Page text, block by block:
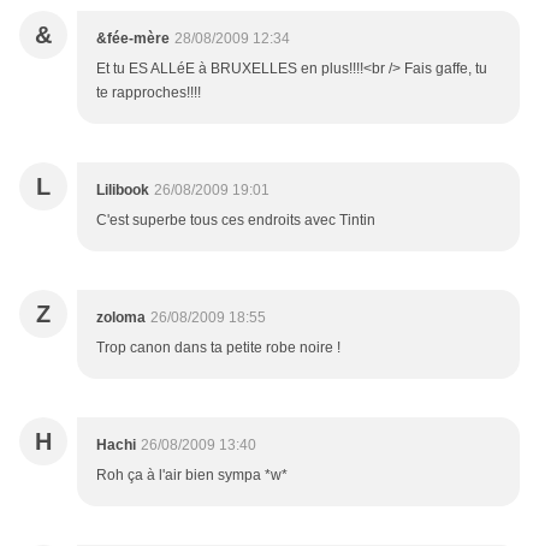
& &fée-mère 28/08/2009 12:34
Et tu ES ALLéE à BRUXELLES en plus!!!!<br /> Fais gaffe, tu
te rapproches!!!!
L Lilibook 26/08/2009 19:01
C'est superbe tous ces endroits avec Tintin
Z zoloma 26/08/2009 18:55
Trop canon dans ta petite robe noire !
H Hachi 26/08/2009 13:40
Roh ça à l'air bien sympa *w*